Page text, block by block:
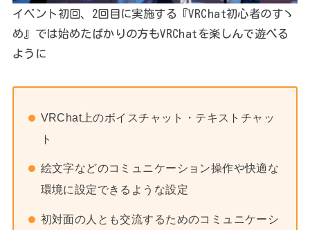
イベント初回、2回目に実施する『VRChat初心者のすゝ
め』では始めたばかりの方もVRChatを楽しんで遊べる
ように
VRChat上のボイスチャット・テキストチャッ
ト
絵文字などのコミュニケーション操作や快適な
環境に設定できるような設定
初対面の人とも交流するためのコミュニケーシ